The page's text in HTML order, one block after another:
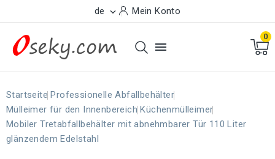
de  Mein Konto

0
Startseite Professionelle Abfallbehälter
Mülleimer für den Innenbereich Küchenmülleimer
Mobiler Tretabfallbehälter mit abnehmbarer Tür 110 Liter
glänzendem Edelstahl